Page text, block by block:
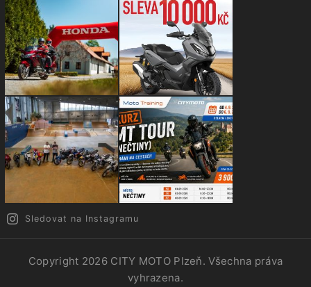
Sledovat na Instagramu
Copyright 2026 CITY MOTO Plzeň. Všechna práva
vyhrazena.